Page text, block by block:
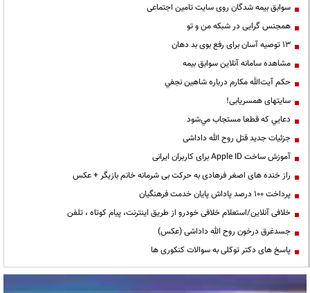
سوابق بیمه شدگان روی سایت تامین اجتماعی
همجنس گرایی در شبکه من و تو
13 توصیه آسان برای رفع بوی بد دهان
مشاهده سامانه آنلاين سوابق بیمه
حكم آيت‌الله مكارم درباره شاهين نجفي
سایتهای همسریابی!
دعايي كه قطعا مستجاب مي‌شود
جزئیات جدید قتل روح الله داداشی
آموزش ساخت Apple ID برای کاربران ایرانی
راز خنده های اصغر فرهادی به حرکت بی شرمانه خانم بازیگر + عکس
پرداخت ۱۰۰ درصد پاداش پایان خدمت فرهنگیان
خلافی آنلاین/استعلام خلافی خودرو از طریق اینترنت، پیام کوتاه ، تلفن
جسدغرق درخون روح الله داداشی (عکس)
پاسخ های دکتر توکلی به سوالات کنکوری ها